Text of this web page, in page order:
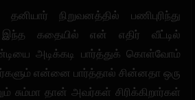
பணிபுரிந்து
இந்த கதையில் என் எதிர் வீட்டில்
அடிக்கடி பார்த்துக் கொள்வோம்
என்னை பார்த்தால் சின்னதா ஒரு
சும்மா தான் அவர்கள் சிரிக்கிறார்கள்